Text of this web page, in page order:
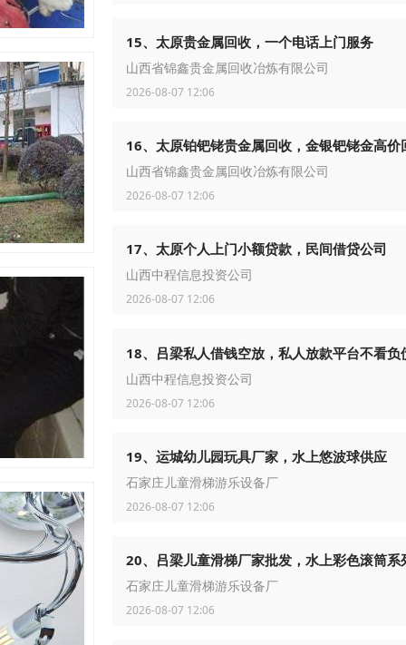
15、太原贵金属回收，一个电话上门服务
山西省锦鑫贵金属回收冶炼有限公司
2026-08-07 12:06
16、太原铂钯铑贵金属回收，金银钯铑金高价
山西省锦鑫贵金属回收冶炼有限公司
2026-08-07 12:06
17、太原个人上门小额贷款，民间借贷公司
山西中程信息投资公司
2026-08-07 12:06
18、吕梁私人借钱空放，私人放款平台不看负
山西中程信息投资公司
2026-08-07 12:06
19、运城幼儿园玩具厂家，水上悠波球供应
石家庄儿童滑梯游乐设备厂
2026-08-07 12:06
20、吕梁儿童滑梯厂家批发，水上彩色滚筒系
石家庄儿童滑梯游乐设备厂
2026-08-07 12:06